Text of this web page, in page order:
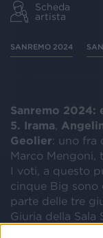
Scheda
artista
SANREMO 2024
Sanremo 2024:
5. Irama
Geolier: uno fra
Marco Mengoni,
I voti, a questo
cinque Big sono
parte delle tre
Giuria della Sala